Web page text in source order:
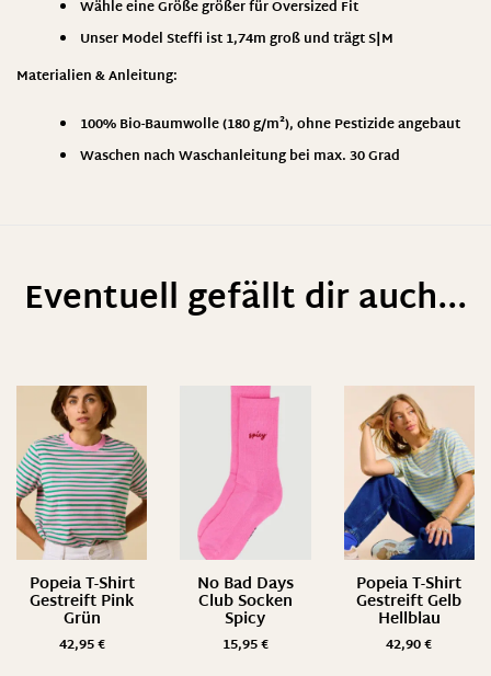
Wähle eine Größe größer für Oversized Fit
Unser Model Steffi ist 1,74m groß und trägt S|M
Materialien & Anleitung:
100% Bio-Baumwolle (180 g/m²), ohne Pestizide angebaut
Waschen nach Waschanleitung bei max. 30 Grad
Eventuell gefällt dir auch...
Popeia T-Shirt
Gestreift Pink
Grün
42,95€
No Bad Days
Club Socken
Spicy
15,95€
Popeia T-Shirt
Gestreift Gelb
Hellblau
42,90€